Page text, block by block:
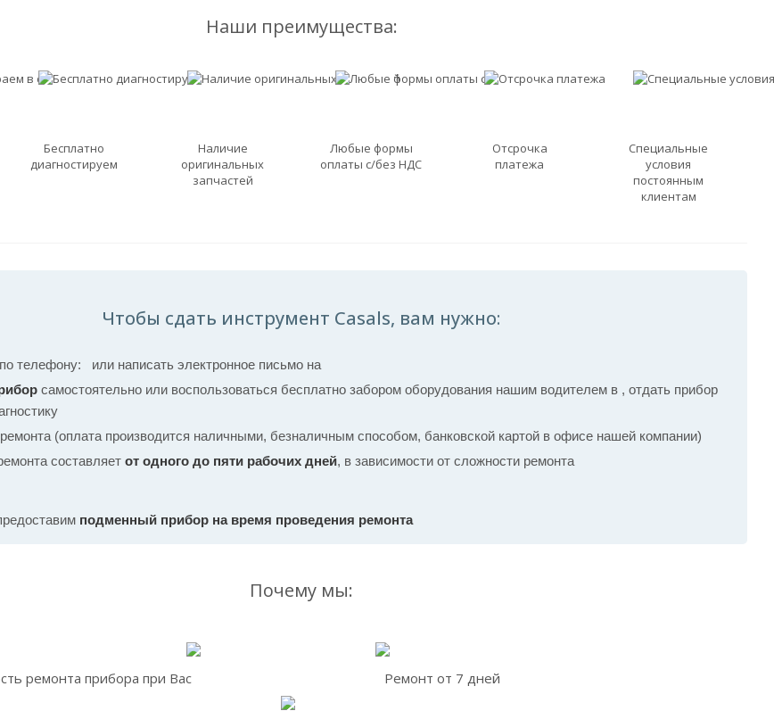
Наши преимущества:
Бесплатно
диагностируем
Наличие
оригинальных
запчастей
Любые формы
оплаты с/без НДС
Отсрочка
платежа
Специальные
условия
постоянным
клиентам
Чтобы сдать инструмент Casals, вам нужно:
по телефону:
или написать электронное письмо на
самостоятельно или воспользоваться бесплатно забором оборудования нашим водителем в , отдать прибор
ремонта (оплата производится наличными, безналичным способом, банковской картой в офисе нашей компании)
составляет от одного до пяти рабочих дней, в зависимости от сложности ремонта
подменный прибор на время проведения ремонта
Почему мы:
ремонта прибора при Вас Ремонт от 7 дней